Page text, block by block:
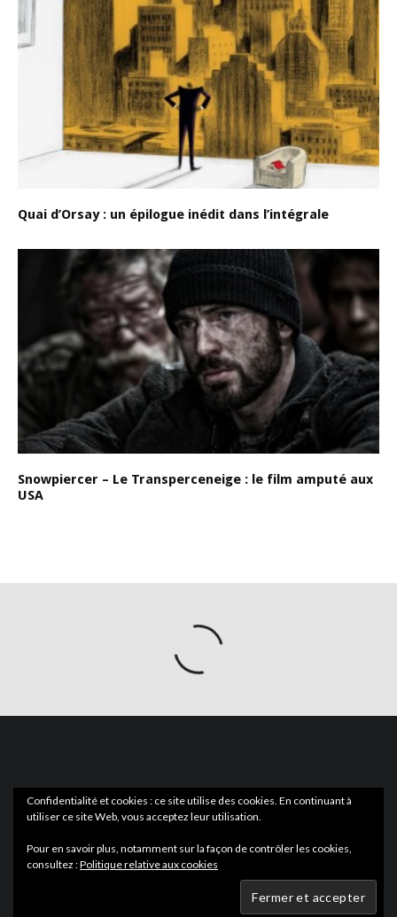
Quai d’Orsay : un épilogue inédit dans l’intégrale
Snowpiercer – Le Transperceneige : le film amputé aux
USA
Confidentialité et cookies : ce site utilise des cookies. En continuant à
utiliser ce site Web, vous acceptez leur utilisation.
Pour en savoir plus, notamment sur la façon de contrôler les cookies,
consultez :Politique relative aux cookies